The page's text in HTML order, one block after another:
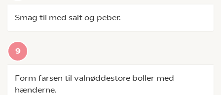
Smag til med salt og peber.
Form farsen til valnøddestore boller med
hænderne.